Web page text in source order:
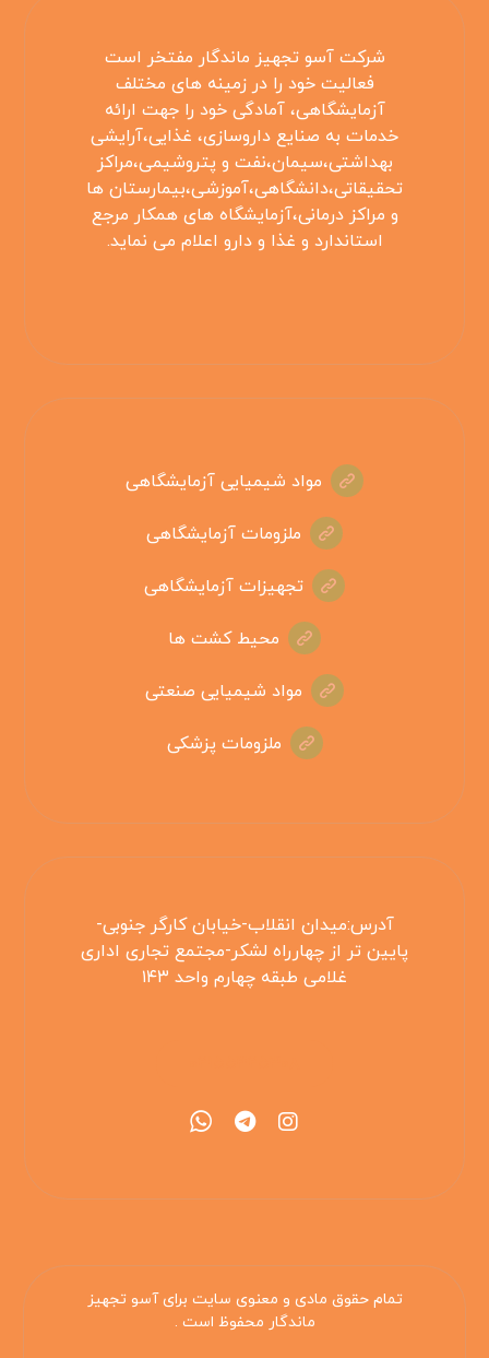
شرکت آسو تجهیز ماندگار مفتخر است
فعالیت خود را در زمینه های مختلف
آزمایشگاهی، آمادگی خود را جهت ارائه
خدمات به صنایع داروسازی، غذایی،آرایشی
بهداشتی،سیمان،نفت و پتروشیمی،مراکز
تحقیقاتی،دانشگاهی،آموزشی،بیمارستان ها
و مراکز درمانی،آزمایشگاه های همکار مرجع
استاندارد و غذا و دارو اعلام می نماید.
مواد شیمیایی آزمایشگاهی
ملزومات آزمایشگاهی
تجهیزات آزمایشگاهی
محیط کشت ها
مواد شیمیایی صنعتی
ملزومات پزشکی
آدرس:میدان انقلاب-خیابان کارگر جنوبی-
پایین تر از چهارراه لشکر-مجتمع تجاری اداری
غلامی طبقه چهارم واحد ۱۴۳
تمام حقوق مادی و معنوی سایت برای آسو تجهیز
ماندگار محفوظ است .